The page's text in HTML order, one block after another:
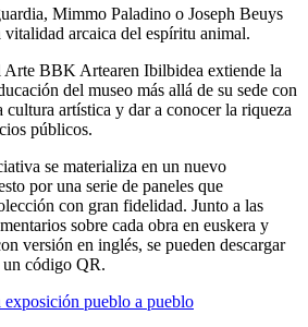
Mimmo Paladino o Joseph Beuys
vitalidad arcaica del espíritu animal.
Arte BBK Artearen Ibilbidea extiende la
del museo más allá de su sede con
artística y dar a conocer la riqueza
públicos.
se materializa en un nuevo
por una serie de paneles que
con gran fidelidad. Junto a las
sobre cada obra en euskera y
versión en inglés, se pueden descargar
un código QR.
pueblo a pueblo